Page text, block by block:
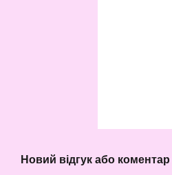
Новий відгук або коментар